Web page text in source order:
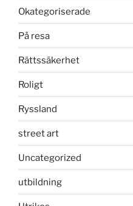
Okategoriserade
På resa
Rättssäkerhet
Roligt
Ryssland
street art
Uncategorized
utbildning